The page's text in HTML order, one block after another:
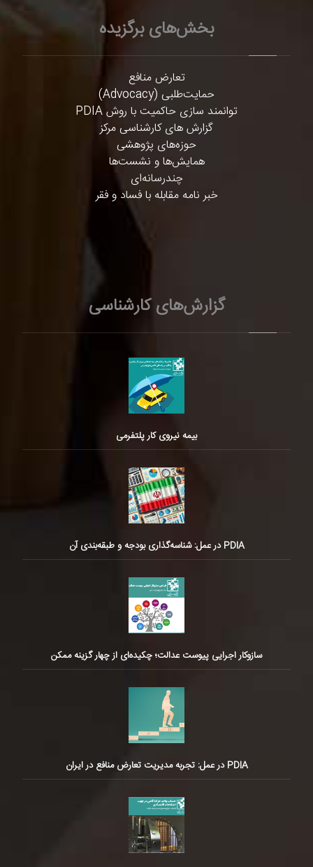
بخش‌های برگزیده
تعارض منافع
حمایت‌طلبی (Advocacy)
توانمند سازی حاکمیت با روش PDIA
گزارش های کارشناسی مرکز
حوزه‌های پژوهشی
همایش‌ها و نشست‌ها
چندرسانه‌ای
خبر نامه مقابله با فساد و فقر
گزارش‌های کارشناسی
بیمه نیروی کار پلتفرمی
PDIA در عمل: شناسه‌گذاری بودجه و طبقه‌بندی آن
سازوکار اجرایی پیوست عدالت؛ چکیده‌ای از چهار گزینه ممکن
PDIA در عمل: تجربه مدیریت تعارض منافع در ایران